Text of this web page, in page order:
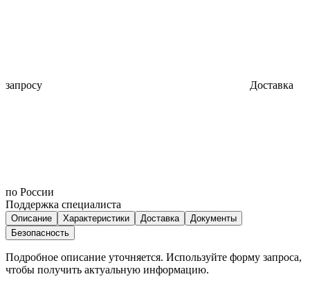
запросу Доставка
по России
Поддержка специалиста
Описание Характеристики Доставка
Документы
Безопасность
Подробное описание уточняется. Используйте форму запроса,
чтобы получить актуальную информацию.